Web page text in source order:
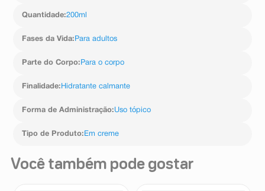
Quantidade:200ml
Fases da Vida: Para adultos
Parte do Corpo: Para o corpo
Finalidade: Hidratante calmante
Forma de Administração:Uso tópico
Tipo de Produto: Em creme
Você também pode gostar